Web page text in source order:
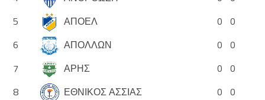
5
ΑΠΟΕΛ 0 0
6
ΑΠΟΛΛΩΝ 0 0
7
ΑΡΗΣ 0 0
8
ΕΘΝΙΚΟΣ ΑΣΣΙΑΣ 0 0